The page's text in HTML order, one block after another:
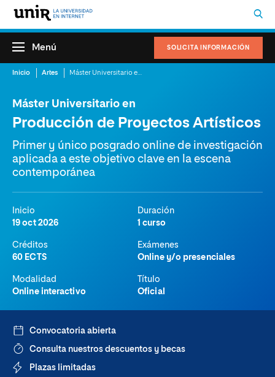
SOLICITA INFORMACIÓN
Menú
Inicio Artes
Máster Universitario en
Producción de Proyectos Artísticos
Primer y único posgrado online de investigación
aplicada a este objetivo clave en la escena
contemporánea
Inicio
19 oct 2026
Duración
1 curso
Créditos
60 ECTS
Exámenes
Online y/o presenciales
Modalidad
Online interactivo
Título
Oficial
Convocatoria abierta
Consulta nuestros descuentos y becas
Plazas limitadas